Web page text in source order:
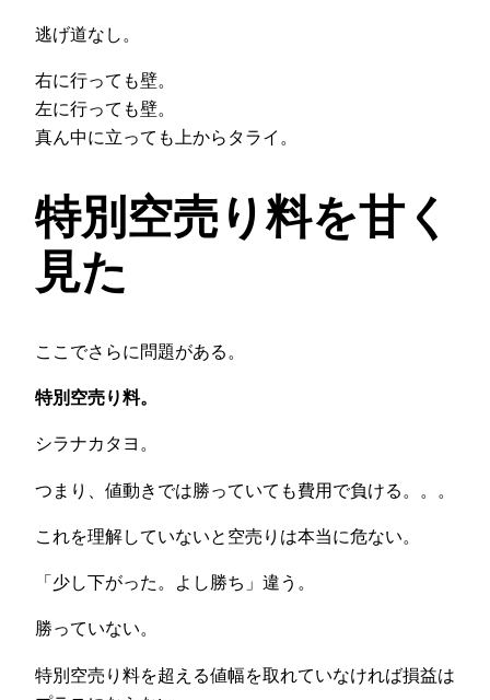
逃げ道なし。
右に行っても壁。
左に行っても壁。
真ん中に立っても上からタライ。
特別空売り料を甘く
見た
ここでさらに問題がある。
特別空売り料。
シラナカタヨ。
つまり、値動きでは勝っていても費用で負ける。。。
これを理解していないと空売りは本当に危ない。
「少し下がった。よし勝ち」違う。
勝っていない。
特別空売り料を超える値幅を取れていなければ損益は